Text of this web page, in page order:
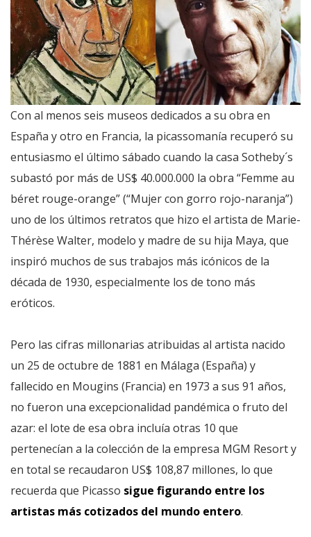
Con al menos seis museos dedicados a su obra en
España y otro en Francia, la picassomanía recuperó su
entusiasmo el último sábado cuando la casa Sotheby´s
subastó por más de US$ 40.000.000 la obra “Femme au
béret rouge-orange” (“Mujer con gorro rojo-naranja”)
uno de los últimos retratos que hizo el artista de Marie-
Thérèse Walter, modelo y madre de su hija Maya, que
inspiró muchos de sus trabajos más icónicos de la
década de 1930, especialmente los de tono más
eróticos.
Pero las cifras millonarias atribuidas al artista nacido
un 25 de octubre de 1881 en Málaga (España) y
fallecido en Mougins (Francia) en 1973 a sus 91 años,
no fueron una excepcionalidad pandémica o fruto del
azar: el lote de esa obra incluía otras 10 que
pertenecían a la colección de la empresa MGM Resort y
en total se recaudaron US$ 108,87 millones, lo que
recuerda que Picasso sigue figurando entre los
artistas más cotizados del mundo entero.